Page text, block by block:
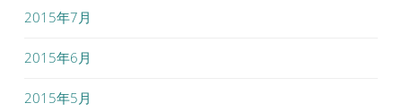
2015年7月
2015年6月
2015年5月